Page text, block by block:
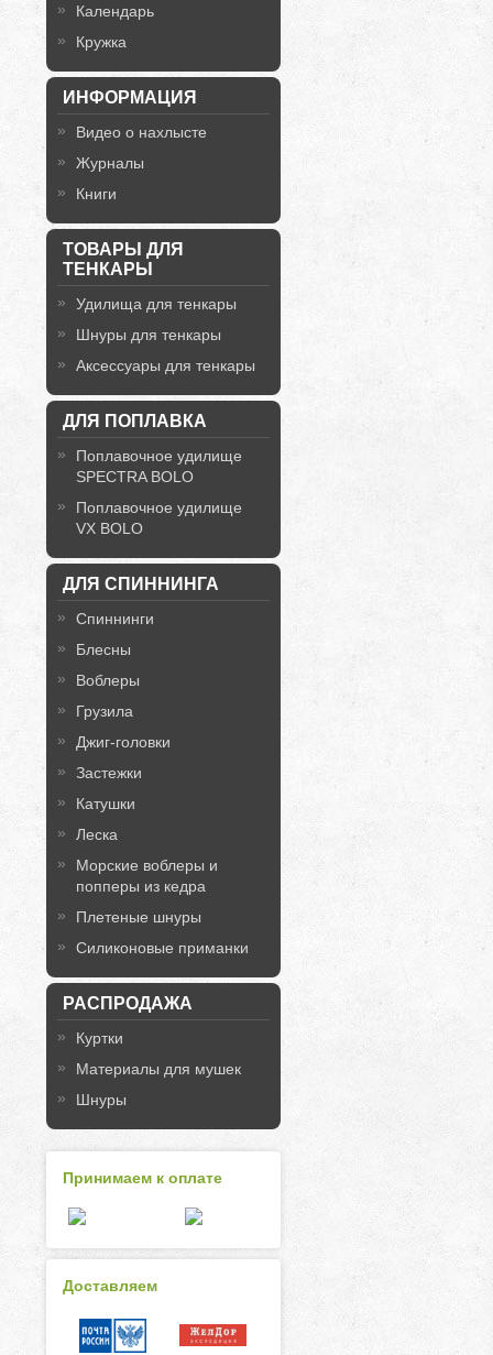
Календарь
Кружка
ИНФОРМАЦИЯ
Видео о нахлысте
Журналы
Книги
ТОВАРЫ ДЛЯ
ТЕНКАРЫ
Удилища для тенкары
Шнуры для тенкары
Аксессуары для тенкары
ДЛЯ ПОПЛАВКА
Поплавочное удилище
SPECTRA BOLO
Поплавочное удилище
VX BOLO
ДЛЯ СПИННИНГА
Спиннинги
Блесны
Воблеры
Грузила
Джиг-головки
Застежки
Катушки
Леска
Морские воблеры и
попперы из кедра
Плетеные шнуры
Силиконовые приманки
РАСПРОДАЖА
Куртки
Материалы для мушек
Шнуры
Принимаем к оплате
Доставляем